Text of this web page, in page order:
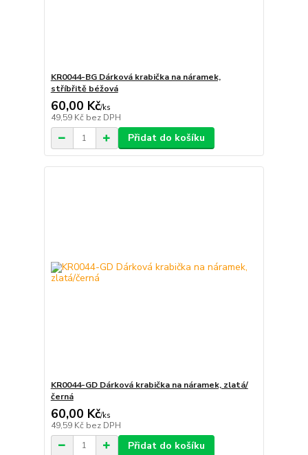
KR0044-BG Dárková krabička na náramek,
stříbřitě béžová
60,00 Kč/ks
49,59 Kč bez DPH
Přidat do košíku
KR0044-GD Dárková krabička na náramek, zlatá/
černá
60,00 Kč/ks
49,59 Kč bez DPH
Přidat do košíku